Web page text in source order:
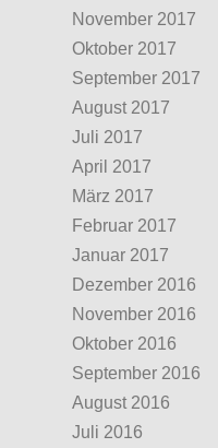
November 2017
Oktober 2017
September 2017
August 2017
Juli 2017
April 2017
März 2017
Februar 2017
Januar 2017
Dezember 2016
November 2016
Oktober 2016
September 2016
August 2016
Juli 2016